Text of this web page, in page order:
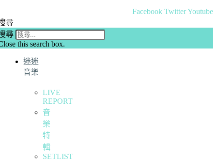
Facebook TwitterYoutube
尋
尋
this search box.
迷迷
音樂
LIVE
REPORT
音
樂
特
輯
SETLIST